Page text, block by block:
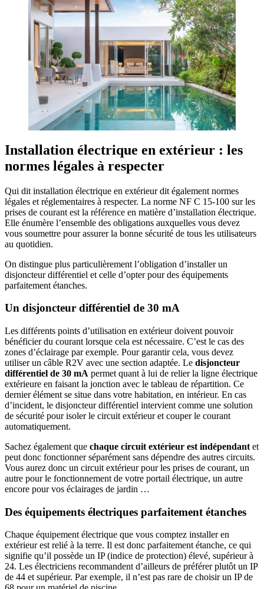
Installation électrique en extérieur : les
normes légales à respecter
Qui dit installation électrique en extérieur dit également normes
légales et réglementaires à respecter. La norme NF C 15-100 sur les
prises de courant est la référence en matière d’installation électrique.
Elle énumère l’ensemble des obligations auxquelles vous devez
vous soumettre pour assurer la bonne sécurité de tous les utilisateurs
au quotidien.
On distingue plus particulièrement l’obligation d’installer un
disjoncteur différentiel et celle d’opter pour des équipements
parfaitement étanches.
Un disjoncteur différentiel de 30 mA
Les différents points d’utilisation en extérieur doivent pouvoir
bénéficier du courant lorsque cela est nécessaire. C’est le cas des
zones d’éclairage par exemple. Pour garantir cela, vous devez
utiliser un câble R2V avec une section adaptée. Le disjoncteur
différentiel de 30 mA permet quant à lui de relier la ligne électrique
extérieure en faisant la jonction avec le tableau de répartition. Ce
dernier élément se situe dans votre habitation, en intérieur. En cas
d’incident, le disjoncteur différentiel intervient comme une solution
de sécurité pour isoler le circuit extérieur et couper le courant
automatiquement.
Sachez également que chaque circuit extérieur est indépendant et
peut donc fonctionner séparément sans dépendre des autres circuits.
Vous aurez donc un circuit extérieur pour les prises de courant, un
autre pour le fonctionnement de votre portail électrique, un autre
encore pour vos éclairages de jardin …
Des équipements électriques parfaitement étanches
Chaque équipement électrique que vous comptez installer en
extérieur est relié à la terre. Il est donc parfaitement étanche, ce qui
signifie qu’il possède un IP (indice de protection) élevé, supérieur à
24. Les électriciens recommandent d’ailleurs de préférer plutôt un IP
de 44 et supérieur. Par exemple, il n’est pas rare de choisir un IP de